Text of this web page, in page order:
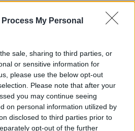
Process My Personal
sale, sharing to third parties, or
or sensitive information for
please use the below opt-out
Please note that after your
you may continue seeing
on personal information utilized by
disclosed to third parties prior to
opt-out of the further
στο Stivostime των